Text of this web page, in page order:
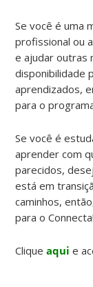
Se você é uma
profissional ou
e ajudar outras
disponibilidade
aprendizados,
para o
Se você é
aprender com
parecidos,
está em
caminhos,
para o Connecta!
Cliqueaquie